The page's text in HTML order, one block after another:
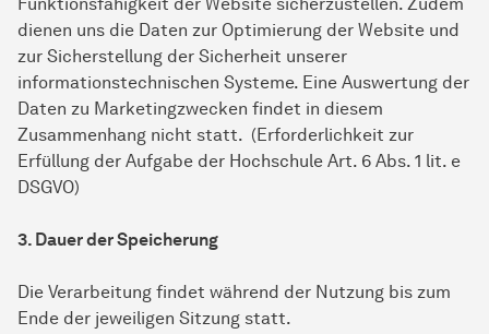
dienen uns die Daten zur Optimierung der Website und
zur Sicherstellung der Sicherheit unserer
informationstechnischen Systeme. Eine Auswertung der
Daten zu Marketingzwecken findet in diesem
Zusammenhang nicht statt. (Erforderlichkeit zur
Erfüllung der Aufgabe der Hochschule Art. 6 Abs. 1 lit. e
DSGVO)
3. Dauer der Speicherung
Die Verarbeitung findet während der Nutzung bis zum
Ende der jeweiligen Sitzung statt.